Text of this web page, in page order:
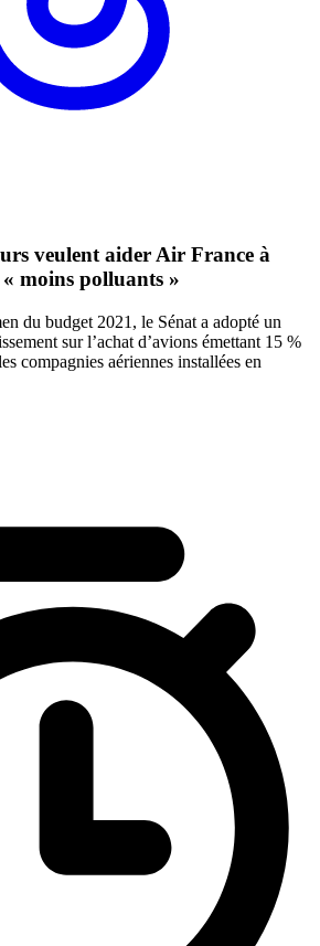
veulent aider Air France à
moins polluants »
du budget 2021, le Sénat a adopté un
sur l’achat d’avions émettant 15 %
compagnies aériennes installées en